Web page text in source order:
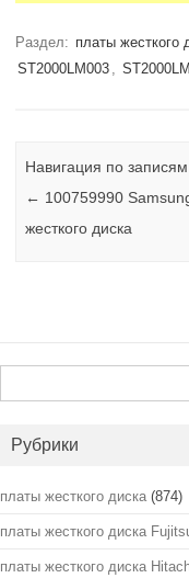
Раздел: платы жесткого
ST2000LM003 ,
Навигация по записям
← 100759990
жесткого диска
Рубрики
платы жесткого диска (874)
платы жесткого диска
платы жесткого диска